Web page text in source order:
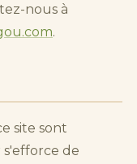
nous à
.
site sont
de